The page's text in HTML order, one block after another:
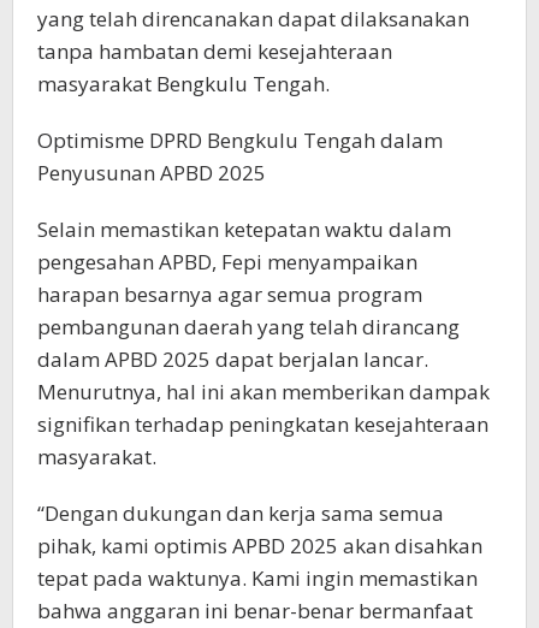
yang telah direncanakan dapat dilaksanakan
tanpa hambatan demi kesejahteraan
masyarakat Bengkulu Tengah.
Optimisme DPRD Bengkulu Tengah dalam
Penyusunan APBD 2025
Selain memastikan ketepatan waktu dalam
pengesahan APBD, Fepi menyampaikan
harapan besarnya agar semua program
pembangunan daerah yang telah dirancang
dalam APBD 2025 dapat berjalan lancar.
Menurutnya, hal ini akan memberikan dampak
signifikan terhadap peningkatan kesejahteraan
masyarakat.
“Dengan dukungan dan kerja sama semua
pihak, kami optimis APBD 2025 akan disahkan
tepat pada waktunya. Kami ingin memastikan
bahwa anggaran ini benar-benar bermanfaat